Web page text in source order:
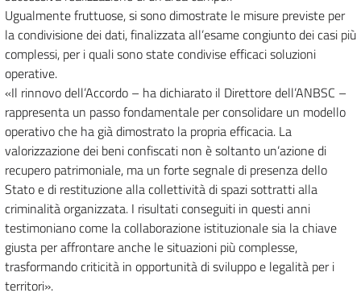
Ugualmente fruttuose, si sono dimostrate le misure previste per
la condivisione dei dati, finalizzata all’esame congiunto dei casi più
complessi, per i quali sono state condivise efficaci soluzioni
operative.
«Il rinnovo dell’Accordo – ha dichiarato il Direttore dell’ANBSC –
rappresenta un passo fondamentale per consolidare un modello
operativo che ha già dimostrato la propria efficacia. La
valorizzazione dei beni confiscati non è soltanto un’azione di
recupero patrimoniale, ma un forte segnale di presenza dello
Stato e di restituzione alla collettività di spazi sottratti alla
criminalità organizzata. I risultati conseguiti in questi anni
testimoniano come la collaborazione istituzionale sia la chiave
giusta per affrontare anche le situazioni più complesse,
trasformando criticità in opportunità di sviluppo e legalità per i
territori».